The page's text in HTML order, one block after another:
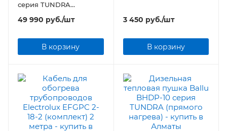
серия TUNDRA
(непрямой нагрев)
49 990 руб./шт
В корзину
3 450 руб./шт
В корзину